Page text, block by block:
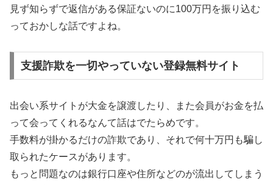
見ず知らずで返信がある保証ないのに100万円を振り込む
っておかしな話ですよね。
支援詐欺を一切やっていない登録無料サイト
出会い系サイトが大金を譲渡したり、また会員がお金を払
って会ってくれるなんて話はでたらめです。
手数料が掛かるだけの詐欺であり、それで何十万円も騙し
取られたケースがあります。
もっと問題なのは銀行口座や住所などのが流出してしまう